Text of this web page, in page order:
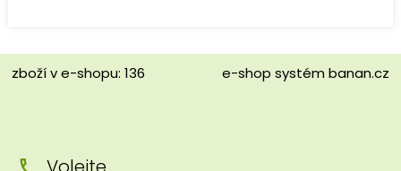
zboží v e-shopu: 136 e-shop systém banan.cz